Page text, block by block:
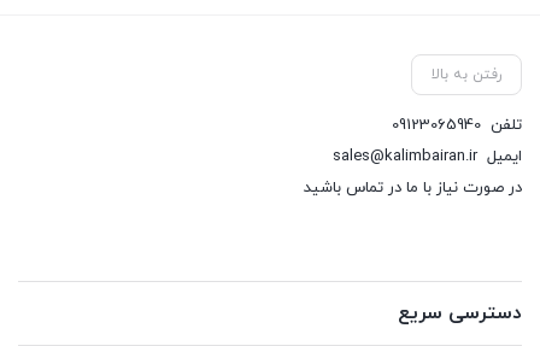
رفتن به بالا
تلفن 09123065940
ایمیلsales@kalimbairan.ir
در صورت نیاز با ما در تماس باشید
دسترسی سریع